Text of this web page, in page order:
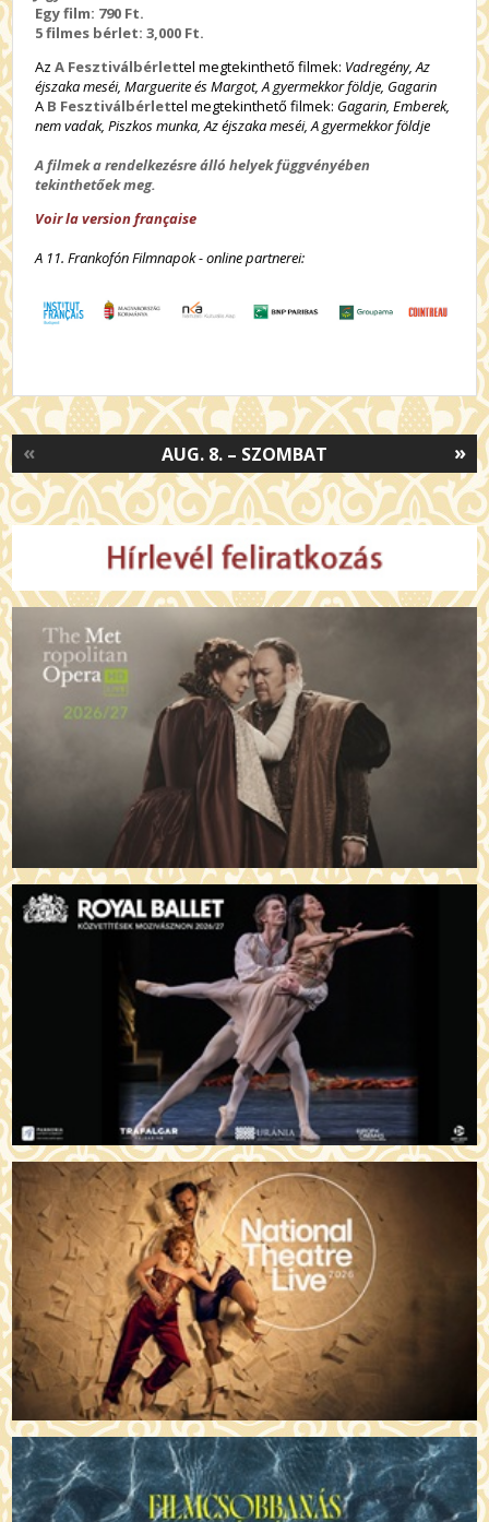
Egy film: 790 Ft.
5 filmes bérlet: 3,000 Ft.
AzA Fesztiválbérlettel megtekinthető filmek: Vadregény, Az
éjszaka meséi, Marguerite és Margot, A gyermekkor földje, Gagarin
A B Fesztiválbérlettel megtekinthető filmek: Gagarin, Emberek,
nem vadak, Piszkos munka, Az éjszaka meséi, A gyermekkor földje
A filmek a rendelkezésre álló helyek függvényében
tekinthetőek meg.
Voir la version française
A 11. Frankofón Filmnapok - online partnerei:
»
AUG. 8. – SZOMBAT
«